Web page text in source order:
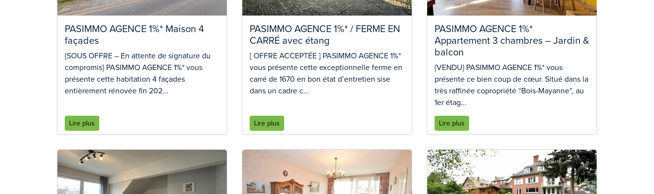
PASIMMO AGENCE 1%* Maison 4
façades
{SOUS OFFRE – En attente de signature du
compromis} PASIMMO AGENCE 1%* vous
présente cette habitation 4 façades
entièrement rénovée fin 202...
Lire plus
PASIMMO AGENCE 1%* / FERME EN
CARRÉ avec étang
[ OFFRE ACCEPTÉE ] PASIMMO AGENCE 1%*
vous présente cette exceptionnelle ferme en
carré de 1670 en bon état d’entretien sise
dans un cadre c...
Lire plus
PASIMMO AGENCE 1%*
Appartement 3 chambres – Jardin &
balcon
{VENDU} PASIMMO AGENCE 1%* vous
présente ce bien coup de cœur. Situé dans la
très raffinée copropriété “Bois-Mayanne”, au
1er étag...
Lire plus